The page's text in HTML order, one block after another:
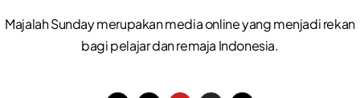
Majalah Sunday merupakan media online yang menjadi rekan
bagi pelajar dan remaja Indonesia.